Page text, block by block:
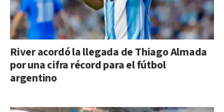
River acordó la llegada de Thiago Almada
por una cifra récord para el fútbol
argentino